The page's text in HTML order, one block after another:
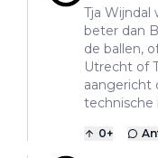
Tja Wijndal
beter dan
de ballen,
Utrecht of
aangericht
technische
0+